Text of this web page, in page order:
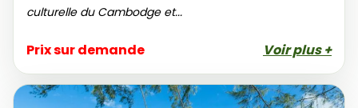
culturelle du Cambodge et...
Prix sur demande Voir plus +